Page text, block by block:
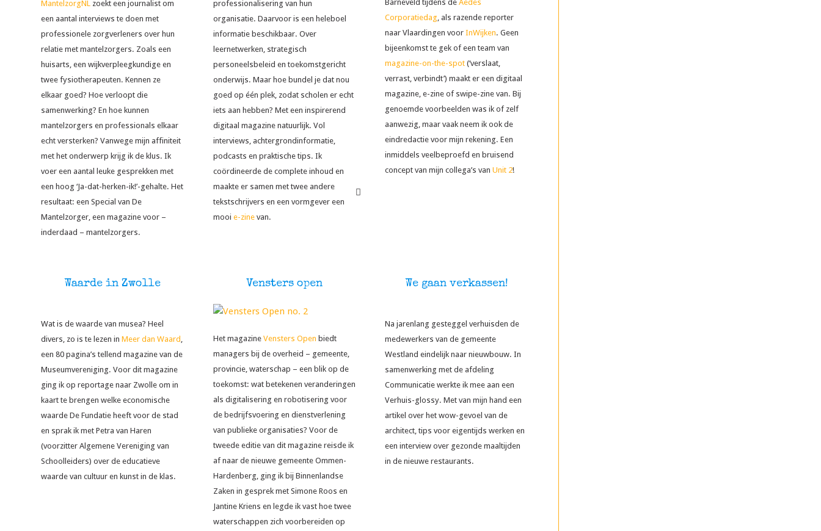
MantelzorgNL zoekt een journalist om
een aantal interviews te doen met
professionele zorgverleners over hun
relatie met mantelzorgers. Zoals een
huisarts, een wijkverpleegkundige en
twee fysiotherapeuten. Kennen ze
elkaar goed? Hoe verloopt die
samenwerking? En hoe kunnen
mantelzorgers en professionals elkaar
echt versterken? Vanwege mijn affiniteit
met het onderwerp krijg ik de klus. Ik
voer een aantal leuke gesprekken met
een hoog ‘Ja-dat-herken-ik!’-gehalte. Het
resultaat: een Special van De
Mantelzorger, een magazine voor –
inderdaad – mantelzorgers.
professionalisering van hun
organisatie. Daarvoor is een heleboel
informatie beschikbaar. Over
leernetwerken, strategisch
personeelsbeleid en toekomstgericht
onderwijs. Maar hoe bundel je dat nou
goed op één plek, zodat scholen er echt
iets aan hebben? Met een inspirerend
digitaal magazine natuurlijk. Vol
interviews, achtergrondinformatie,
podcasts en praktische tips. Ik
coördineerde de complete inhoud en
maakte er samen met twee andere
tekstschrijvers en een vormgever een
mooi e-zinevan.
Barneveld tijdens deAedes
Corporatiedag , als razende reporter
naar Vlaardingen voorInWijken. Geen
bijeenkomst te gek of een team van
magazine-on-the-spot (‘verslaat,
verrast, verbindt’) maakt er een digitaal
magazine, e-zine of swipe-zine van. Bij
genoemde voorbeelden was ik of zelf
aanwezig, maar vaak neem ik ook de
eindredactie voor mijn rekening. Een
inmiddels veelbeproefd en bruisend
concept van mijn collega’s vanUnit 2!
Waarde in Zwolle
Wat is de waarde van musea? Heel
divers, zo is te lezen in Meer dan Waard
een 80 pagina’s tellend magazine van de
Museumvereniging. Voor dit magazine
ging ik op reportage naar Zwolle om in
kaart te brengen welke economische
waarde De Fundatie heeft voor de stad
en sprak ik met Petra van Haren
(voorzitter Algemene Vereniging van
Schoolleiders) over de educatieve
waarde van cultuur en kunst in de klas.
Vensters open
Het magazine Vensters Open biedt
managers bij de overheid – gemeente,
provincie, waterschap – een blik op de
toekomst: wat betekenen veranderingen
als digitalisering en robotisering voor
de bedrijfsvoering en dienstverlening
van publieke organisaties? Voor de
tweede editie van dit magazine reisde ik
af naar de nieuwe gemeente Ommen-
Hardenberg, ging ik bij Binnenlandse
Zaken in gesprek met Simone Roos en
Jantine Kriens en legde ik vast hoe twee
waterschappen zich voorbereiden op
We gaan verkassen!
Na jarenlang gesteggel verhuisden de
medewerkers van de gemeente
Westland eindelijk naar nieuwbouw. In
samenwerking met de afdeling
Communicatie werkte ik mee aan een
Verhuis-glossy. Met van mijn hand een
artikel over het wow-gevoel van de
architect, tips voor eigentijds werken en
een interview over gezonde maaltijden
in de nieuwe restaurants.